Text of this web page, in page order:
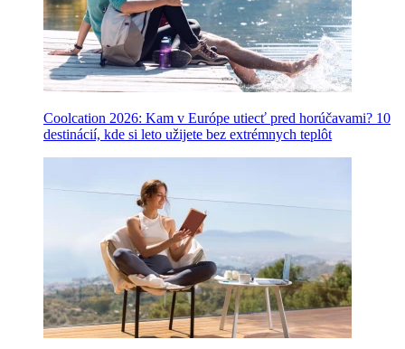
Coolcation 2026: Kam v Európe utiecť pred horúčavami? 10
destinácií, kde si leto užijete bez extrémnych teplôt